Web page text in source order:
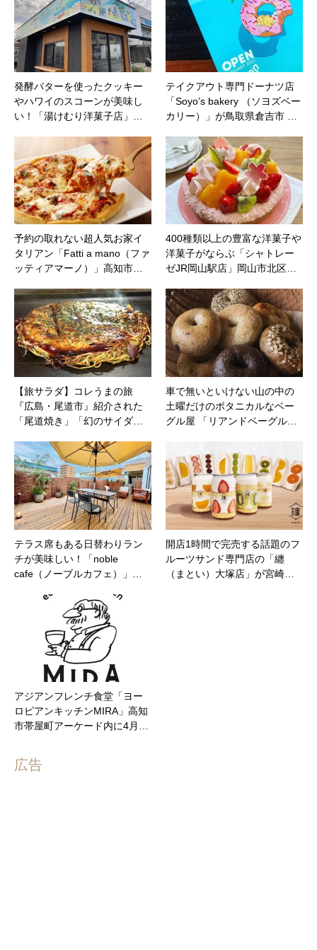
発酵バターを使ったクッキー
やハワイのスコーンが美味し
い！「湯けむり洋菓子店」…
テイクアウト専門ドーナツ店
「Soyo’s bakery （ソヨズベー
カリー）」が鳥取県倉吉市 …
予約の取れない超人気お家イ
タリアン「Fatti a mano（ファ
ッティアマーノ）」高知市…
400種類以上の豊富な洋菓子や
洋菓子がならぶ「シャトレー
ゼJR岡山駅店」岡山市北区…
【旅サラダ】コレうまの旅
『広島・尾道市』紹介された
「尾道焼き」「幻のサイダ…
車で無いといけない山の中の
土曜だけのボタニカルなベー
グル屋 「リアンドベーグル…
テラス席もある日替わりラン
チが美味しい！「noble
cafe（ノーブルカフェ）」…
開店1時間で完売する話題のフ
ルーツサンド専門店の「纏
（まとい）大塚店」が宮崎…
アジアンフレンチ食堂「ヨー
ロピアンキッチンMIRA」高知
市帯屋町アーケード内に4月…
広告